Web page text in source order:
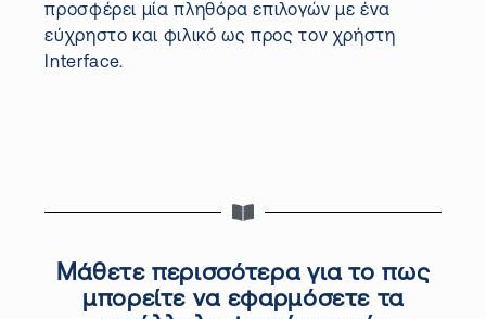
προσφέρει μίαπληθόρα επιλογών με ένα
εύχρηστο και φιλικό ως προς τον χρήστη
Interface.
Μάθετε περισσότερα για το πως
μπορείτε να εφαρμόσετε τα